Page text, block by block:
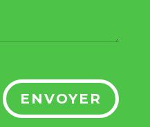
ENVOYER